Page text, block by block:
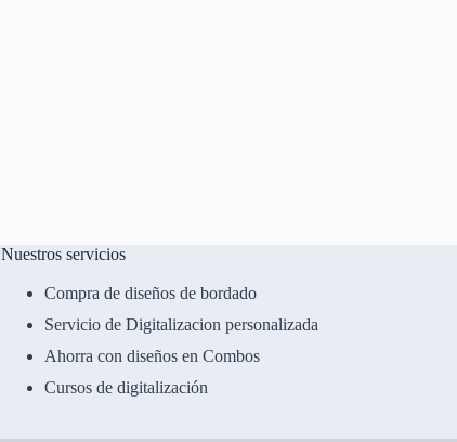
Nuestros servicios
Compra de diseños de bordado
Servicio de Digitalizacion personalizada
Ahorra con diseños en Combos
Cursos de digitalización